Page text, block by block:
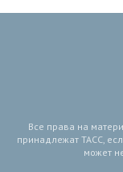
Все права на
принадлежат ТАСС,
может